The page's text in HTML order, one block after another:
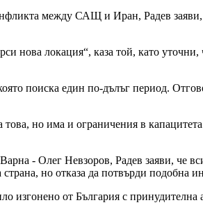
между САЩ и Иран, Радев заяви,
нова локация“, каза той, като
поиска един по-дълъг период.
това, но има и ограничения в
- Олег Невзоров, Радев заяви, че
но отказа да потвърди подобна
изгонено от България с принудителна